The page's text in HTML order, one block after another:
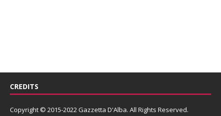
CREDITS
Copyright © 2015-2022 Gazzetta D'Alba. All Rights Reserved.